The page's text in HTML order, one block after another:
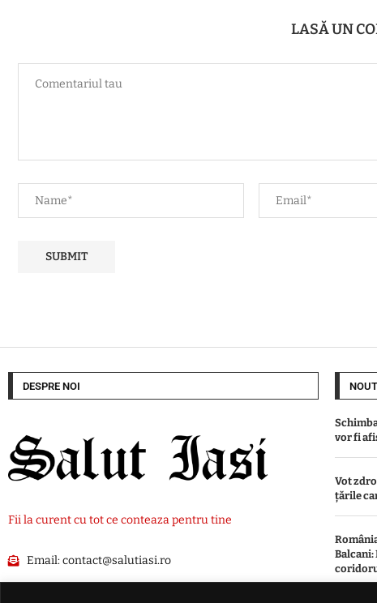
LASĂ UN
DESPRE NOI
Fii la curent cu tot ce conteaza pentru tine
Email:contact@salutiasi.ro
vor fi
Vot
țările
Balcani: